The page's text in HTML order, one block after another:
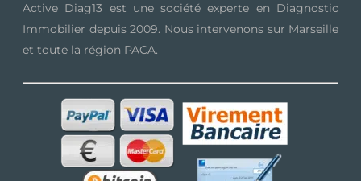
Active Diag13 est une société experte en Diagnostic
Immobilier depuis 2009. Nous intervenons sur Marseille
et toute la région PACA.